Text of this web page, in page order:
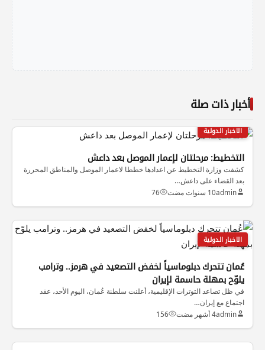
أخبار ذات صلة
الاخبار الدولية
التخطيط: مرحلتان لإعمار الموصل بعد داعش
كشفت وزارة التخطيط عن اعدادها خططا لاعمار الموصل والمناطق المحررة
بعد القضاء على داعش…
admin10 سنوات مضت 76
الاخبار الدولية
عُمان تتحرك دبلوماسياً لخفض التصعيد في هرمز.. وترامب
يلوّح بمهلة حاسمة لإيران
في ظل تصاعد التوترات الإقليمية، أعلنت سلطنة عُمان، اليوم الأحد، عقد
اجتماع مع إيران…
admin4 أشهر مضت 156
الاخبار الدولية